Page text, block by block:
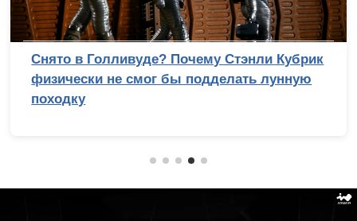
Снято в Голливуде? Почему Стэнли Кубрик
физически не смог бы подделать лунную
походку